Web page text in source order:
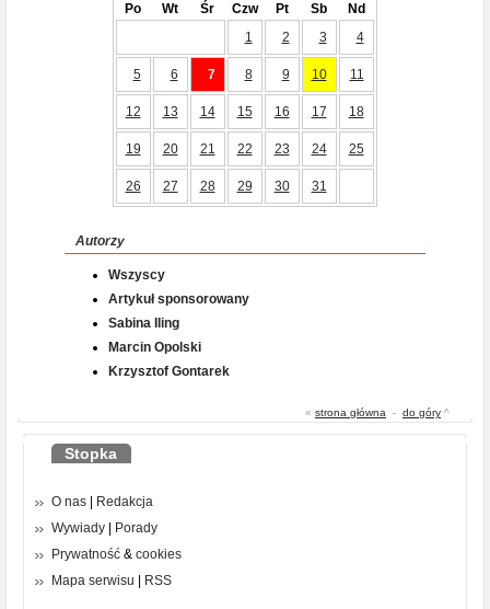
Po Wt Śr Czw Pt Sb
Nd
1
2 3 4
5 6 7 8 9 10 11
12 13 14 15 16 17 18
19 20 21 22 23 24 25
26 27 28 29 30 31
Autorzy
Wszyscy
Artykuł sponsorowany
Sabina Iling
Marcin Opolski
Krzysztof Gontarek
« strona główna - do góry ^
Stopka
O nas
Redakcja
Wywiady
Porady
Prywatność & cookies
Mapa serwisu
RSS